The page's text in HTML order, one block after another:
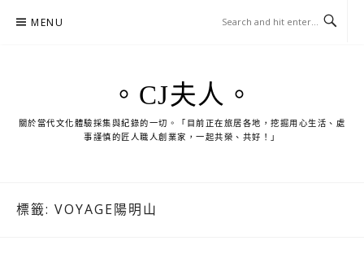
MENU
。CJ夫人。
關於當代文化體驗採集與紀錄的一切。「目前正在旅居各地，挖掘用心生活、處
事謹慎的匠人職人創業家，一起共榮、共好！」
標籤: VOYAGE陽明山